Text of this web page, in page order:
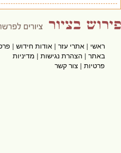
ראשי|אתרי עזר|אודות חידוש|פרסם
באתר|הצהרת נגישות|מדיניות
פרטיות|צור קשר